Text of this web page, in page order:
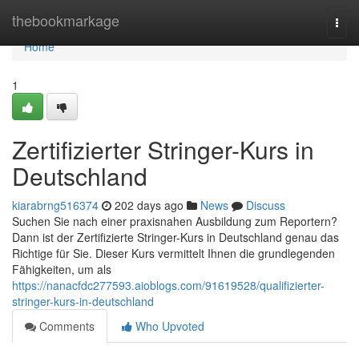
thebookmarkage
Home
Home
1
Zertifizierter Stringer-Kurs in
Deutschland
kiarabrng516374 202 days ago News
Discuss
Suchen Sie nach einer praxisnahen Ausbildung zum Reportern?
Dann ist der Zertifizierte Stringer-Kurs in Deutschland genau das
Richtige für Sie. Dieser Kurs vermittelt Ihnen die grundlegenden
Fähigkeiten, um als
https://nanacfdc277593.aioblogs.com/91619528/qualifizierter-
stringer-kurs-in-deutschland
Comments
Who Upvoted